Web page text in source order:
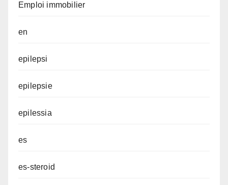
Emploi immobilier
en
epilepsi
epilepsie
epilessia
es
es-steroid